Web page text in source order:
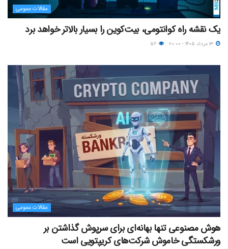
مقالات عمومی
یک نقشه راه کوانتومی، بیت‌کوین را بسیار بالاتر خواهد برد
مقالات عمومی
هوش مصنوعی تنها بهانه‌ای برای سرپوش گذاشتن بر
ورشکستگی خاموش شرکت‌های کریپتویی است